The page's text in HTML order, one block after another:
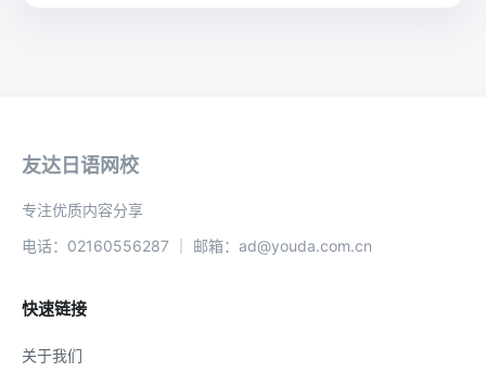
友达日语网校
专注优质内容分享
电话：02160556287 ｜ 邮箱：ad@youda.com.cn
快速链接
关于我们